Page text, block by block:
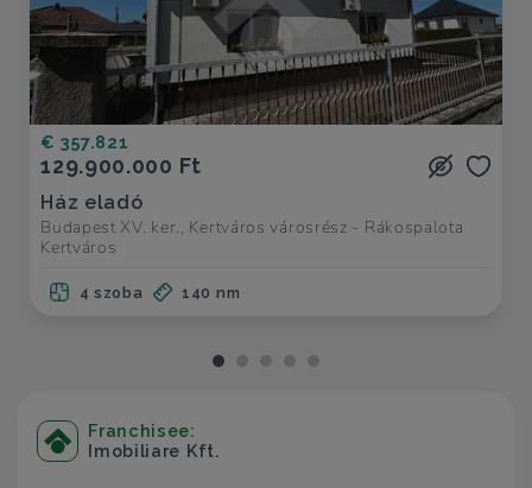
€ 357.821
129.900.000 Ft
Ház eladó
Budapest XV. ker., Kertváros városrész - Rákospalota
Kertváros
4 szoba 140 nm
Franchisee:
Imobiliare Kft.